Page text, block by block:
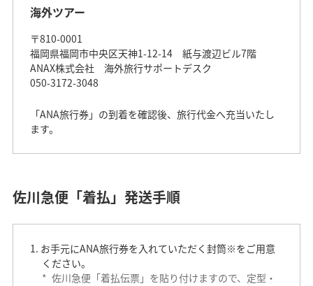
海外ツアー
〒810-0001
福岡県福岡市中央区天神1-12-14 紙与渡辺ビル7階
ANAX株式会社 海外旅行サポートデスク
050-3172-3048
「ANA旅行券」の到着を確認後、旅行代金へ充当いたし
ます。
佐川急便「着払」発送手順
お手元にANA旅行券を入れていただく封筒※をご用意
ください。
* 佐川急便「着払伝票」を貼り付けますので、定型・